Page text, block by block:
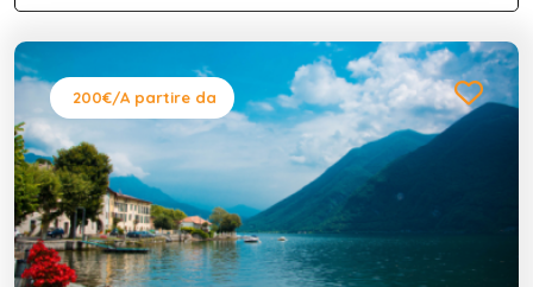
200€/A partire da